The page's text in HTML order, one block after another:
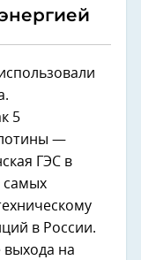
5
—
ГЭС в
самых
в России.
выхода на